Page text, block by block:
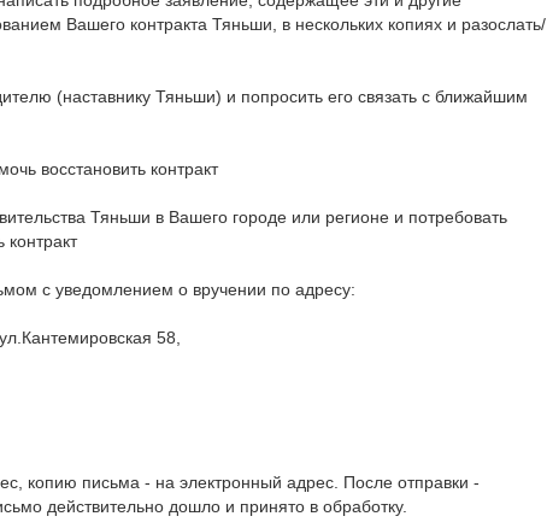
Вашего контракта Тяньши, в нескольких копиях и разослать/
(наставнику Тяньши) и попросить его связать с ближайшим
восстановить контракт
Тяньши в Вашего городе или регионе и потребовать
контракт
с уведомлением о вручении по адресу:
58,
копию письма - на электронный адрес. После отправки -
действительно дошло и принято в обработку.